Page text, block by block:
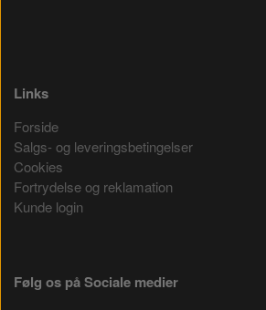
Links
Forside
Salgs- og leveringsbetingelser
Cookies
Fortrydelse og reklamation
Kunde login
Følg os på Sociale medier